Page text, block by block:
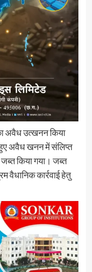
अवैध उत्खनन किया
हुए अवैध खनन में संलिप्त
जब्त किया गया। जब्त
वैधानिक कार्रवाई हेतु